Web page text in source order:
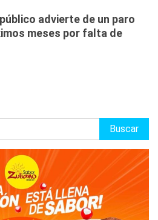
advierte de un paro
meses por falta de